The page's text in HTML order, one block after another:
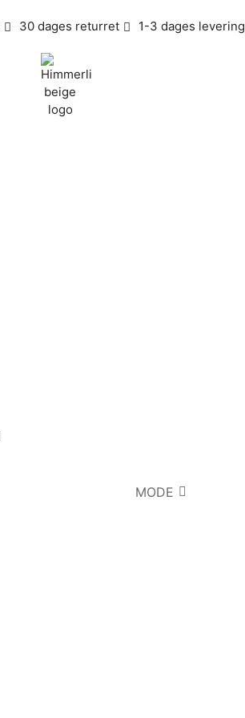
30 dages returret 1-3 dages levering
MODE